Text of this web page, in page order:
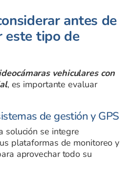
antes de
este tipo de
vehiculares con
, es importante evaluar
de gestión y GPS
solución se integre
plataformas de monitoreo y
aprovechar todo su